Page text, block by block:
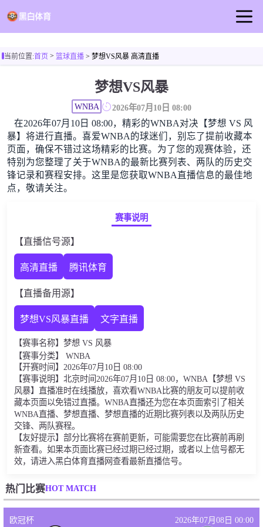
足球新闻
当前位置:首页> 篮球直播> 梦想VS风暴 高清直播
梦想VS风暴
WNBA 2026年07月10日 08:00
在2026年07月10日 08:00，精彩的WNBA对决【梦想 VS 风
暴】将进行直播。喜爱WNBA的球迷们，别忘了提前收藏本
页面，确保不错过这场精彩的比赛。为了您的观赛体验，还
特别为您整理了关于WNBA的最新比赛列表、两队的历史交
锋记录和赛程安排。这里是您获取WNBA直播信息的最佳地
点，敬请关注。
赛事说明
【直播信号源】
高清直播 腾讯体育
【直播备用源】
梦想VS风暴直播 文字直播
【赛事名称】梦想 VS 风暴
【赛事分类】 WNBA
【开赛时间】2026年07月10日 08:00
【赛事说明】北京时间2026年07月10日 08:00，WNBA【梦想 VS
风暴】直播准时在线播放，喜欢看WNBA比赛的朋友可以提前收
藏本页面以免错过直播。WNBA直播还为您在本页面索引了相关
WNBA直播、梦想直播、梦想直播的近期比赛列表以及两队历史
交锋、两队赛程。
【友好提示】部分比赛将在赛前更新，可能需要您在比赛前再刷
新查看。如果本页面比赛已经过期已经过期，或者以上信号都无
效，请进入黑白体育直播网查看最新直播信号。
热门比赛HOT MATCH
欧冠杯 2026年07月08日 00:00